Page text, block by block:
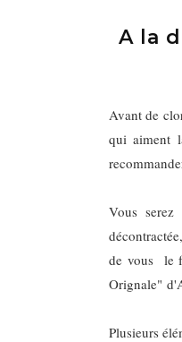
A la
Avant de
qui aiment
Vous
de vous le
Orignale"
Plusieurs